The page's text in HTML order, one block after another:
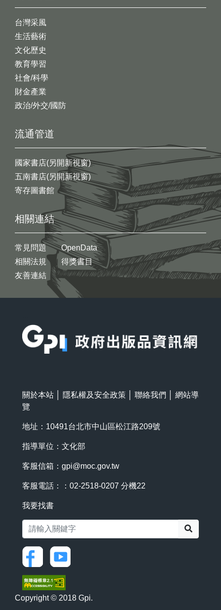
台灣采風
生活藝術
文化歷史
教育學習
社會/科學
財金產業
政治/外交/國防
流通管道
國家書店(另開新視窗)
五南書店(另開新視窗)
寄存圖書館
相關連結
常見問題
相關法規
友善連結
OpenData
得獎書目
關於本站 隱私權及安全政策 聯絡我們
網站導
覽
地址：10491台北市中山區松江路209號
指導單位：文化部
客服信箱： gpi@moc.gov.tw
客服電話：：02-2518-0207 分機22
我要找書
Copyright © 2018 Gpi.